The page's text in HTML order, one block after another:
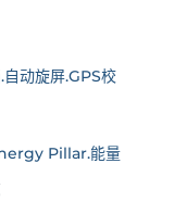
动旋屏.GPS校
Pillar.能量